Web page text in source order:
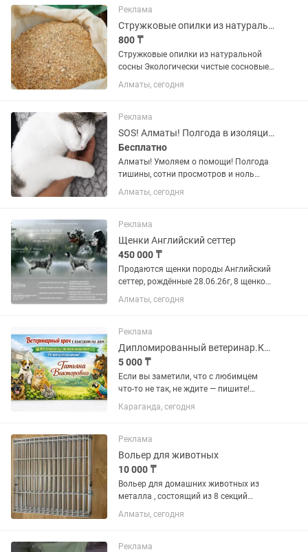
кошка-любовь,...
Реклама
Стружковые опилки из натуральной сосны
800 ₸
Стружковые опилки из натуральной
сосны Экологически чистые сосновые
опилки без химических добавок и
посторонних примесей. Размер
впитывают влагу и удерживают...
Алматы, сегодня
Реклама
SOS! Алматы! Полгода в изоляции! Пожалуйста, заметьте Булочку!
Бесплатно
Алматы! Умоляем о помощи! Полгода
тишины, сотни просмотров и ноль
звонков. Почему Булочку никто не
замечает? Неужели у неё нет шанса? 💔
драк со второй...
Алматы, сегодня
Реклама
Щенки Английский сеттер
450 000 ₸
Продаются щенки породы Английский
сеттер, рождённые 28.06.26г, 8 щенков-
5 мальчиков и 3 девочки, к моменту
продажи у щенков будут полный пакет
Алматы, сегодня
Реклама
Дипломированный ветеринар.Консультация 24/7
5 000 ₸
Если вы заметили, что с любимцем
что-то не так, не ждите — пишите!
Ветеринарный врач с выездом на дом
🐾 Лечение и помощь животным: •
заболеваний • помощь при...
Караганда, сегодня
Реклама
Вольер для животных
10 000 ₸
Вольер для домашних животных из
металла , состоящий из 8 секций
квадратной формы (размер секции
61х61см). Внутри есть замочки-
между собои и в один вольер.
Алматы, сегодня
Реклама